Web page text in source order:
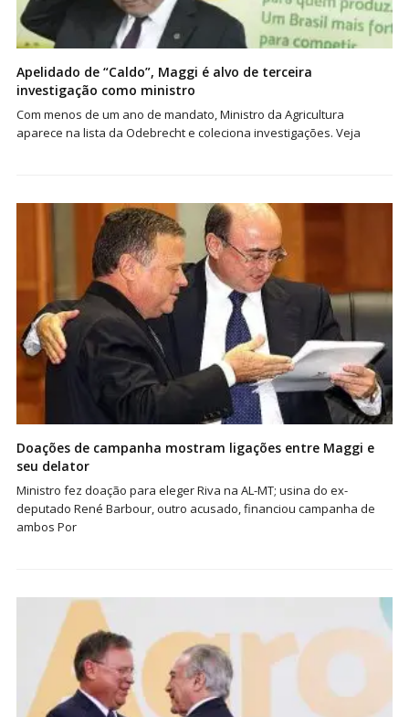
Apelidado de “Caldo”, Maggi é alvo de terceira
investigação como ministro
Com menos de um ano de mandato, Ministro da Agricultura
aparece na lista da Odebrecht e coleciona investigações. Veja
Doações de campanha mostram ligações entre Maggi e
seu delator
Ministro fez doação para eleger Riva na AL-MT; usina do ex-
deputado René Barbour, outro acusado, financiou campanha de
ambos Por